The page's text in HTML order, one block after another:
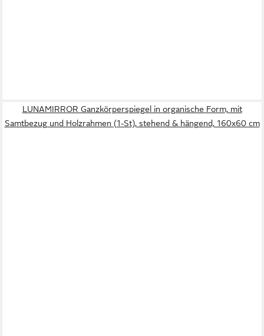
LUNAMIRROR Ganzkörperspiegel in organische Form, mit
Samtbezug und Holzrahmen (1-St), stehend & hängend, 160x60 cm